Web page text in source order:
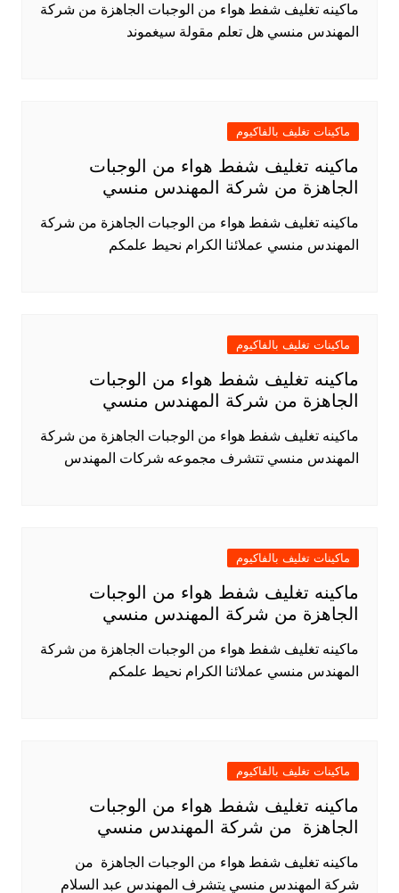
ماكينه تغليف شفط هواء من الوجبات الجاهزة من شركة
المهندس منسي هل تعلم مقولة سيغموند
ماكينات تغليف بالفاكيوم
ماكينه تغليف شفط هواء من الوجبات
الجاهزة من شركة المهندس منسي
ماكينه تغليف شفط هواء من الوجبات الجاهزة من شركة
المهندس منسي عملائنا الكرام نحيط علمكم
ماكينات تغليف بالفاكيوم
ماكينه تغليف شفط هواء من الوجبات
الجاهزة من شركة المهندس منسي
ماكينه تغليف شفط هواء من الوجبات الجاهزة من شركة
المهندس منسي تتشرف مجموعه شركات المهندس
ماكينات تغليف بالفاكيوم
ماكينه تغليف شفط هواء من الوجبات
الجاهزة من شركة المهندس منسي
ماكينه تغليف شفط هواء من الوجبات الجاهزة من شركة
المهندس منسي عملائنا الكرام نحيط علمكم
ماكينات تغليف بالفاكيوم
ماكينه تغليف شفط هواء من الوجبات
الجاهزة من شركة المهندس منسي
ماكينه تغليف شفط هواء من الوجبات الجاهزة من
شركة المهندس منسي يتشرف المهندس عبد السلام